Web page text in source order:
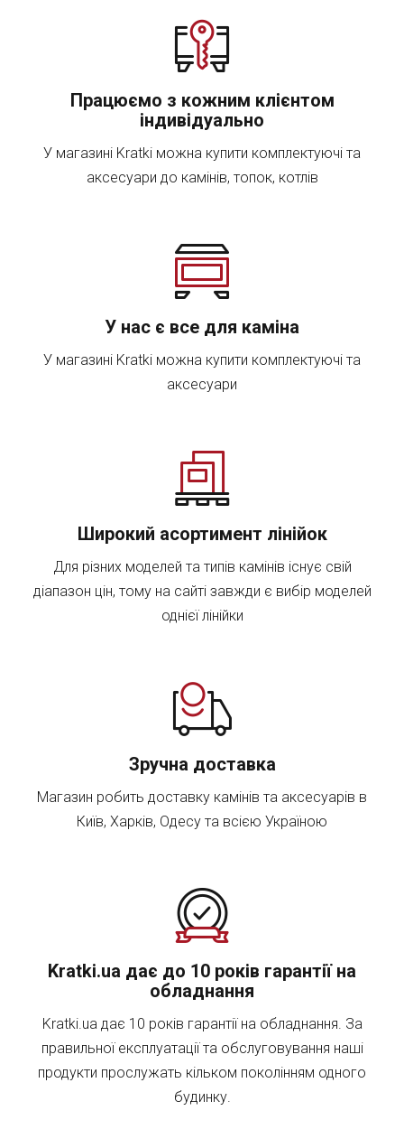
Працюємо з кожним клієнтом
індивідуально
У магазині Kratkі можна купити комплектуючі та
аксесуари до камінів, топок, котлів
У нас є все для каміна
У магазині Kratkі можна купити комплектуючі та
аксесуари
Широкий асортимент лінійок
Для різних моделей та типів камінів існує свій
діапазон цін, тому на сайті завжди є вибір моделей
однієї лінійки
Зручна доставка
Магазин робить доставку камінів та аксесуарів в
Київ, Харків, Одесу та всією Україною
Kratki.ua дає до 10 років гарантії на
обладнання
Kratki.ua дає 10 років гарантії на обладнання. За
правильної експлуатації та обслуговування наші
продукти прослужать кільком поколінням одного
будинку.